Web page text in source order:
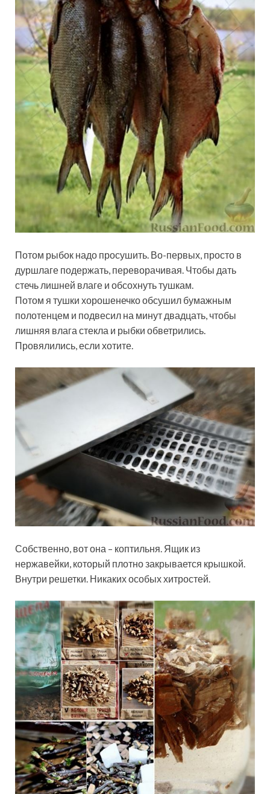
Потом рыбок надо просушить. Во-первых, просто в
дуршлаге подержать, переворачивая. Чтобы дать
стечь лишней влаге и обсохнуть тушкам.
Потом я тушки хорошенечко обсушил бумажным
полотенцем и подвесил на минут двадцать, чтобы
лишняя влага стекла и рыбки обветрились.
Провялились, если хотите.
Собственно, вот она – коптильня. Ящик из
нержавейки, который плотно закрывается крышкой.
Внутри решетки. Никаких особых хитростей.